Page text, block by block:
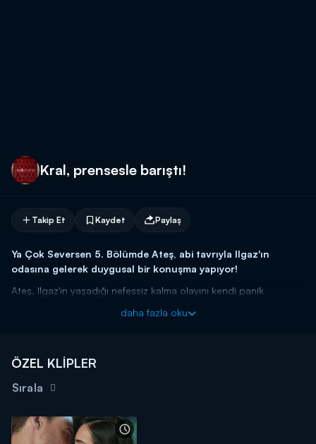
Kral, prensesle barıştı!
Takip Et Kaydet Paylaş
Ya Çok Seversen 5. Bölümde Ateş, abi tavrıyla Ilgaz'ın
odasına gelerek duygusal bir konuşma yapıyor!
Ateş, Ilgaz'ın yaşadığı nefessiz kalma olayını kendi panik
yapar. Onunla duygusal bir konuşma yapan Ateş, Ilgaz'la
Ya Çok Seversen, perşembe akşamları saat 20.00'da Kanal
D’de!
daha fazla oku
ÖZEL KLİPLER
Sırala